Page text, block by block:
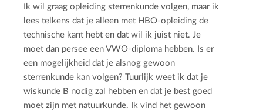
Ik wil graag opleiding sterrenkunde volgen, maar ik
lees telkens dat je alleen met HBO-opleiding de
technische kant hebt en dat wil ik juist niet. Je
moet dan persee een VWO-diploma hebben. Is er
een mogelijkheid dat je alsnog gewoon
sterrenkunde kan volgen? Tuurlijk weet ik dat je
wiskunde B nodig zal hebben en dat je best goed
moet zijn met natuurkunde. Ik vind het gewoon